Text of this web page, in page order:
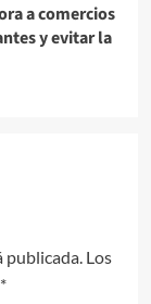
a comercios
y evitar la
Los
*